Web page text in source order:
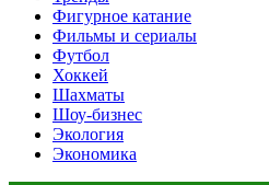
Фигурное катание
Фильмы и сериалы
Футбол
Хоккей
Шахматы
Шоу-бизнес
Экология
Экономика